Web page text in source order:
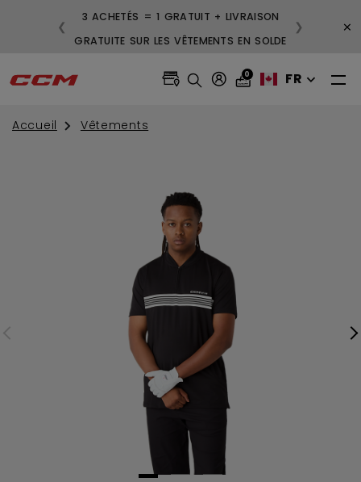
3 ACHETÉS = 1 GRATUIT + LIVRAISON
GRATUITE SUR LES VÊTEMENTS EN SOLDE
❮ ❯ ×
0 FR
Accueil Vêtements